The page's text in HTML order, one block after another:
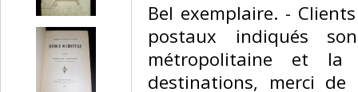
‎Bel exemplaire. -
postaux indiqués
métropolitaine et
destinations, merci